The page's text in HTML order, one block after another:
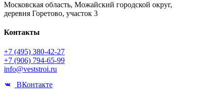
Московская область, Можайский городской округ,
деревня Горетово, участок 3
Контакты
+7 (495) 380-42-27
+7 (906) 794-65-99
info@veststroi.ru
ВКонтакте